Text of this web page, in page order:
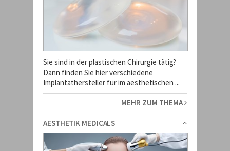
Sie sind in der plastischen Chirurgie tätig?
Dann finden Sie hier verschiedene
Implantathersteller für im aesthetischen ...
MEHR ZUM THEMA
AESTHETIK MEDICALS